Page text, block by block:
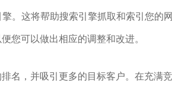
。这将帮助搜索引擎抓取和索引您的
您可以做出相应的调整和改进。
名，并吸引更多的目标客户。在充满